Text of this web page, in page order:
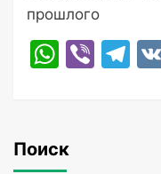
прошлого
Viber
Поиск